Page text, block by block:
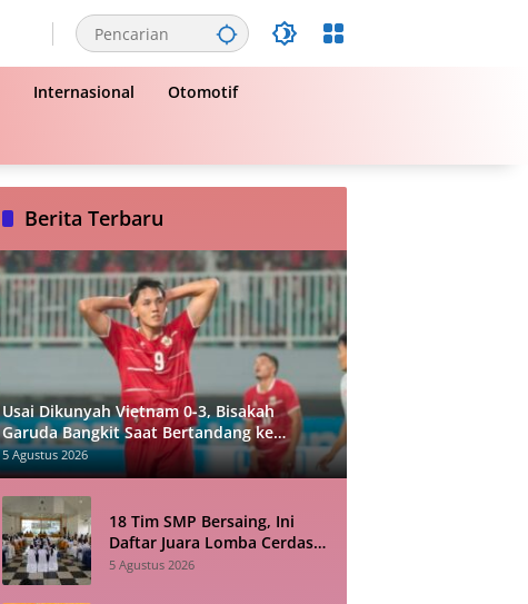
Internasional Otomotif
Berita Terbaru
Usai Dikunyah Vietnam 0-3, Bisakah
Garuda Bangkit Saat Bertandang ke
Singapura?
5 Agustus 2026
18 Tim SMP Bersaing, Ini
Daftar Juara Lomba Cerdas
Cermat HAN 2026 di Toba
5 Agustus 2026